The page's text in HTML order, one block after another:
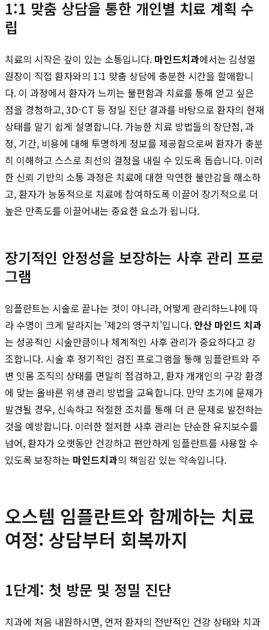
1:1 맞춤 상담을 통한 개인별 치료 계획 수
립
치료의 시작은 깊이 있는 소통입니다. 마인드치과에서는 김성열
원장이 직접 환자와의 1:1 맞춤 상담에 충분한 시간을 할애합니
다. 이 과정에서 환자가 느끼는 불편함과 치료를 통해 얻고 싶은
점을 경청하고, 3D-CT 등 정밀 진단 결과를 바탕으로 환자의 현재
상태를 알기 쉽게 설명합니다. 가능한 치료 방법들의 장단점, 과
정, 기간, 비용에 대해 투명하게 정보를 제공함으로써 환자가 충분
히 이해하고 스스로 최선의 결정을 내릴 수 있도록 돕습니다. 이러
한 신뢰 기반의 소통 과정은 치료에 대한 막연한 불안감을 해소하
고, 환자가 능동적으로 치료에 참여하도록 이끌어 장기적으로 더
높은 만족도를 이끌어내는 중요한 요소가 됩니다.
장기적인 안정성을 보장하는 사후 관리 프로
그램
임플란트는 시술로 끝나는 것이 아니라, 어떻게 관리하느냐에 따
라 수명이 크게 달라지는 '제2의 영구치'입니다. 안산 마인드 치과
는 성공적인 시술만큼이나 체계적인 사후 관리가 중요하다고 강
조합니다. 시술 후 정기적인 검진 프로그램을 통해 임플란트와 주
변 잇몸 조직의 상태를 면밀히 점검하고, 환자 개개인의 구강 환경
에 맞는 올바른 위생 관리 방법을 교육합니다. 만약 초기에 문제가
발견될 경우, 신속하고 적절한 조치를 통해 더 큰 문제로 발전하는
것을 예방합니다. 이러한 철저한 사후 관리는 단순한 유지보수를
넘어, 환자가 오랫동안 건강하고 편안하게 임플란트를 사용할 수
있도록 보장하는 마인드치과의 책임감 있는 약속입니다.
오스템 임플란트와 함께하는 치료
여정: 상담부터 회복까지
1단계: 첫 방문 및 정밀 진단
치과에 처음 내원하시면, 먼저 환자의 전반적인 건강 상태와 치과